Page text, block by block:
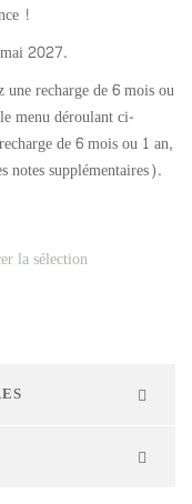
!
2027.
recharge de 6 mois ou
menu déroulant ci-
de 6 mois ou 1 an,
notes supplémentaires).
la sélection